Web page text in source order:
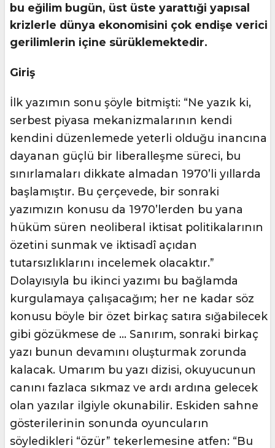
bu eǧilim bugün, üst üste yarattıǧi yapısal
krizlerle dünya ekonomisini çok endişe verici
gerilimlerin içine sürüklemektedir.
Giriş
İlk yazımın sonu şöyle bitmişti: “Ne yazık ki,
serbest piyasa mekanizmalarının kendi
kendini düzenlemede yeterli olduğu inancına
dayanan güçlü bir liberalleşme süreci, bu
sınırlamaları dikkate almadan 1970’li yıllarda
başlamıştır. Bu çerçevede, bir sonraki
yazımızın konusu da 1970’lerden bu yana
hüküm süren neoliberal iktisat politikalarının
özetini sunmak ve iktisadî açıdan
tutarsızlıklarını incelemek olacaktır.”
Dolayısıyla bu ikinci yazımı bu bağlamda
kurgulamaya çalışacağım; her ne kadar söz
konusu böyle bir özet birkaç satıra sığabilecek
gibi gözükmese de … Sanırım, sonraki birkaç
yazı bunun devamını oluşturmak zorunda
kalacak. Umarım bu yazı dizisi, okuyucunun
canını fazlaca sıkmaz ve ardı ardına gelecek
olan yazılar ilgiyle okunabilir. Eskiden sahne
gösterilerinin sonunda oyuncuların
söyledikleri “özür” tekerlemesine atfen: “Bu